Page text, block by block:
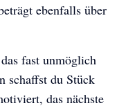
ebenfalls über
fast unmöglich
schaffst du Stück
das nächste